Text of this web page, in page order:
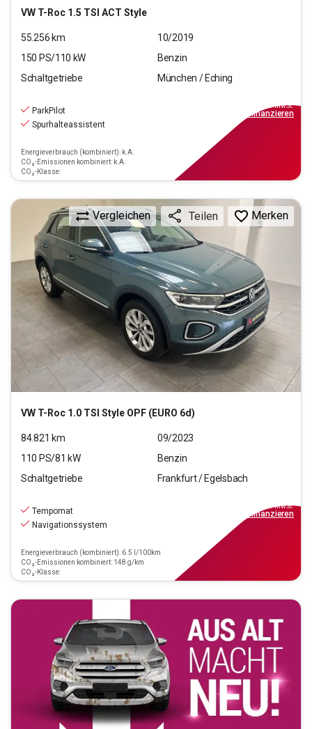
VW T-Roc 1.5 TSI ACT Style
55.256 km
10/2019
150 PS/110 kW
Benzin
Schaltgetriebe
München / Eching
ParkPilot
Spurhalteassistent
Energieverbrauch (kombiniert): k.A.
CO₂-Emissionen kombiniert: k.A.
CO₂-Klasse:
inkl.MwSt.
finanzieren
VW T-Roc 1.0 TSI Style OPF (EURO 6d)
Vergleichen Teilen Merken
84.821 km
09/2023
110 PS/81 kW
Benzin
Schaltgetriebe
Frankfurt / Egelsbach
Tempomat
Navigationssystem
Energieverbrauch (kombiniert): 6.5 l/100km
CO₂-Emissionen kombiniert: 148 g/km
CO₂-Klasse:
inkl.MwSt.
finanzieren